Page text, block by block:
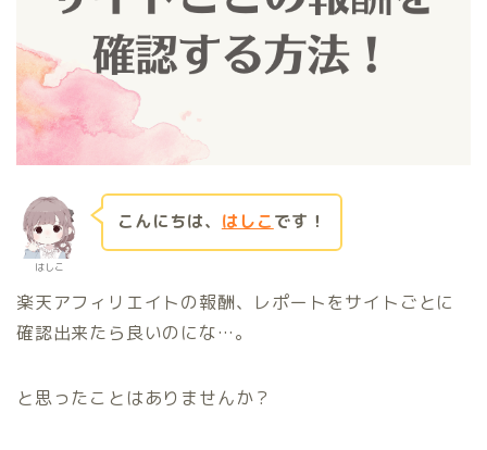
はしこ
こんにちは、 はしこです！
楽天アフィリエイトの報酬、レポートをサイトごとに
確認出来たら良いのにな…。
と思ったことはありませんか？